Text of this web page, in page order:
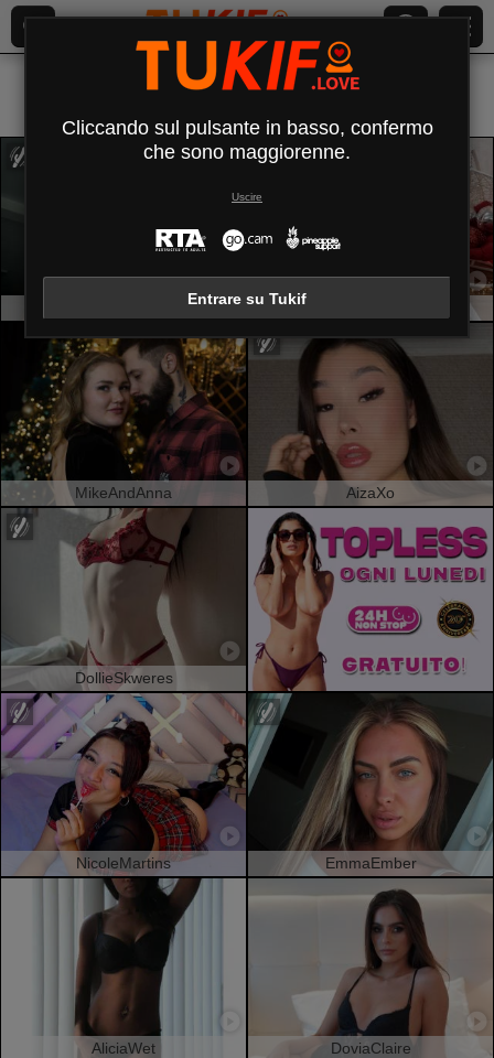
Tutti (539) Tette Medie ×
PleasureWeCouple
MikeAndAnna AizaXo
DollieSkweres
NicoleMartins EmmaEmber
AliciaWet DoviaClaire
Cliccando sul pulsante in basso, confermo
che sono maggiorenne.
Uscire
Entrare su Tukif